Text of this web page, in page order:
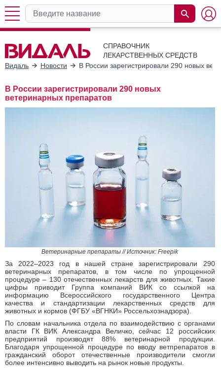
СПРАВОЧНИК
ЛЕКАРСТВЕННЫХ СРЕДСТВ
Видаль
Новости В России зарегистрировали 290 новых
В России зарегистрировали 290 новых
ветеринарных препаратов
Ветеринарные препараты // Источник: Freepik
За 2022–2023 год в нашей стране зарегистрировали 290
ветеринарных препаратов, в том числе по упрощенной
процедуре – 130 отечественных лекарств для животных. Такие
цифры приводит Группа компаний ВИК со ссылкой на
информацию Всероссийского государственного Центра
качества и стандартизации лекарственных средств для
животных и кормов (ФГБУ «ВГНКИ» Россельхознадзора).
По словам начальника отдела по взаимодействию с органами
власти ГК ВИК Александра Величко, сейчас 12 российских
предприятий производят 88% ветеринарной продукции.
Благодаря упрощенной процедуре по вводу ветпрепаратов в
гражданский оборот отечественные производители смогли
более интенсивно выводить на рынок новые продукты.